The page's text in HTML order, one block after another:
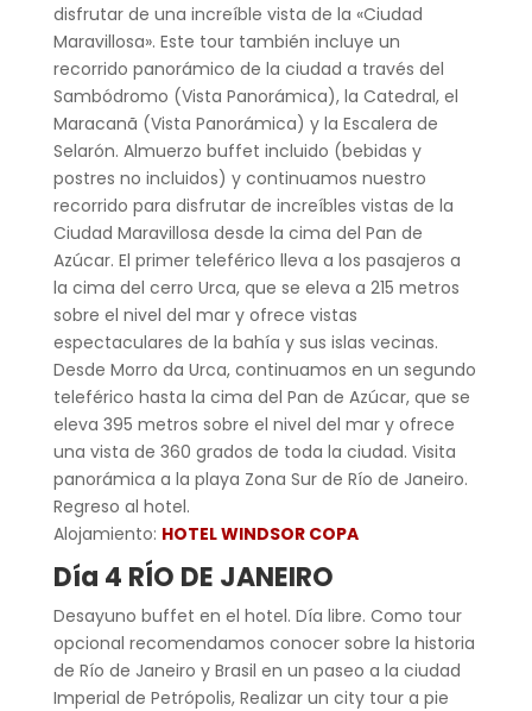
disfrutar de una increíble vista de la «Ciudad
Maravillosa». Este tour también incluye un
recorrido panorámico de la ciudad a través del
Sambódromo (Vista Panorámica), la Catedral, el
Maracanã (Vista Panorámica) y la Escalera de
Selarón. Almuerzo buffet incluido (bebidas y
postres no incluidos) y continuamos nuestro
recorrido para disfrutar de increíbles vistas de la
Ciudad Maravillosa desde la cima del Pan de
Azúcar. El primer teleférico lleva a los pasajeros a
la cima del cerro Urca, que se eleva a 215 metros
sobre el nivel del mar y ofrece vistas
espectaculares de la bahía y sus islas vecinas.
Desde Morro da Urca, continuamos en un segundo
teleférico hasta la cima del Pan de Azúcar, que se
eleva 395 metros sobre el nivel del mar y ofrece
una vista de 360 grados de toda la ciudad. Visita
panorámica a la playa Zona Sur de Río de Janeiro.
Regreso al hotel.
Alojamiento: HOTEL WINDSOR COPA
Día 4 RÍO DE JANEIRO
Desayuno buffet en el hotel. Día libre. Como tour
opcional recomendamos conocer sobre la historia
de Río de Janeiro y Brasil en un paseo a la ciudad
Imperial de Petrópolis, Realizar un city tour a pie